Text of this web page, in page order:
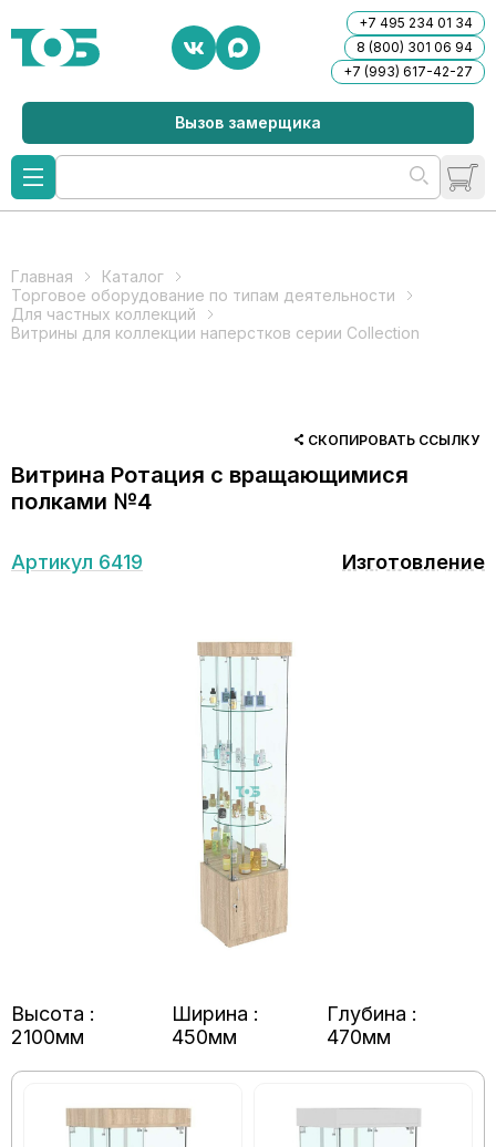
+7 495 234 01 34
8 (800) 301 06 94
+7 (993) 617-42-27
Вызов замерщика
Главная
Каталог
Торговое оборудование по типам деятельности
Для частных коллекций
Витрины для коллекции наперстков серии Collection
СКОПИРОВАТЬ ССЫЛКУ
Витрина Ротация с вращающимися
полками №4
Артикул 6419 Изготовление
Высота :
2100мм
Ширина :
450мм
Глубина :
470мм